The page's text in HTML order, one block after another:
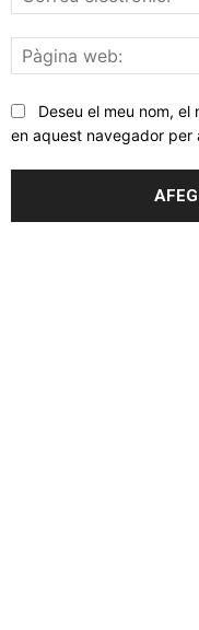
Deseu el meu nom,
en aquest navegador per